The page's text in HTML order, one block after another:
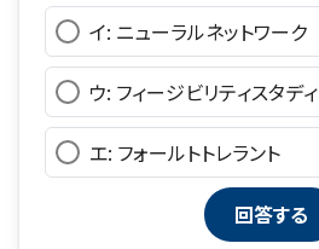
イ: ニューラルネットワーク
ウ: フィージビリティスタディ
エ: フォールトトレラント